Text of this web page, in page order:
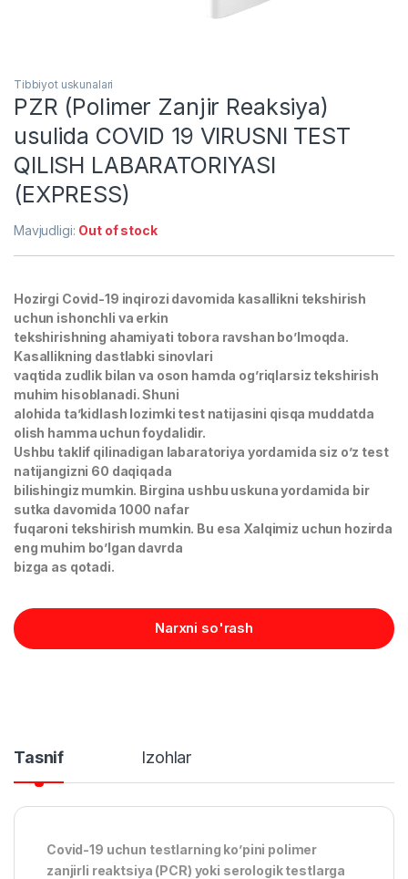
Tibbiyot uskunalari
PZR (Polimer Zanjir Reaksiya)
usulida COVID 19 VIRUSNI TEST
QILISH LABARATORIYASI
(EXPRESS)
Mavjudligi: Out of stock
Hozirgi Covid-19 inqirozi davomida kasallikni tekshirish
uchun ishonchli va erkin
tekshirishning ahamiyati tobora ravshan bo’lmoqda.
Kasallikning dastlabki sinovlari
vaqtida zudlik bilan va oson hamda og’riqlarsiz tekshirish
muhim hisoblanadi. Shuni
alohida ta’kidlash lozimki test natijasini qisqa muddatda
olish hamma uchun foydalidir.
Ushbu taklif qilinadigan labaratoriya yordamida siz o’z test
natijangizni 60 daqiqada
bilishingiz mumkin. Birgina ushbu uskuna yordamida bir
sutka davomida 1000 nafar
fuqaroni tekshirish mumkin. Bu esa Xalqimiz uchun hozirda
eng muhim bo’lgan davrda
bizga as qotadi.
Narxni so'rash
Tasnif Izohlar
Covid-19 uchun testlarning ko’pini polimer
zanjirli reaktsiya (PCR) yoki serologik testlarga